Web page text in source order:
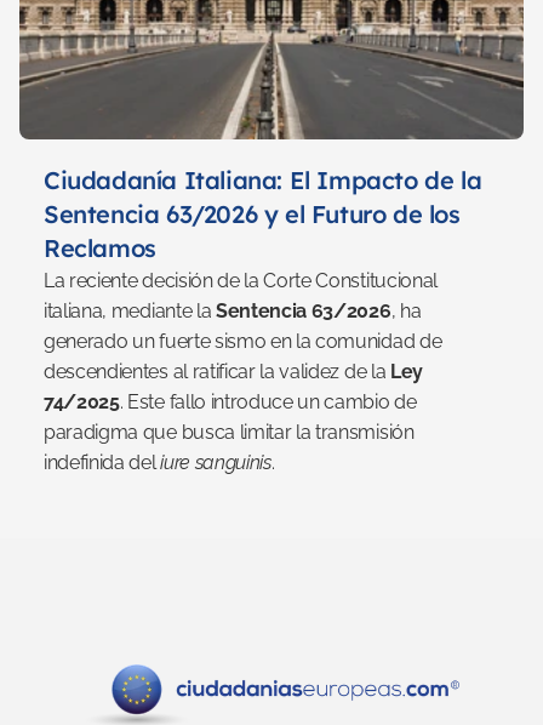
Ciudadanía Italiana: El Impacto de la
Sentencia 63/2026 y el Futuro de los
Reclamos
La reciente decisión de la Corte Constitucional
italiana, mediante la Sentencia 63/2026, ha
generado un fuerte sismo en la comunidad de
descendientes al ratificar la validez de la Ley
74/2025. Este fallo introduce un cambio de
paradigma que busca limitar la transmisión
indefinida del iure sanguinis.